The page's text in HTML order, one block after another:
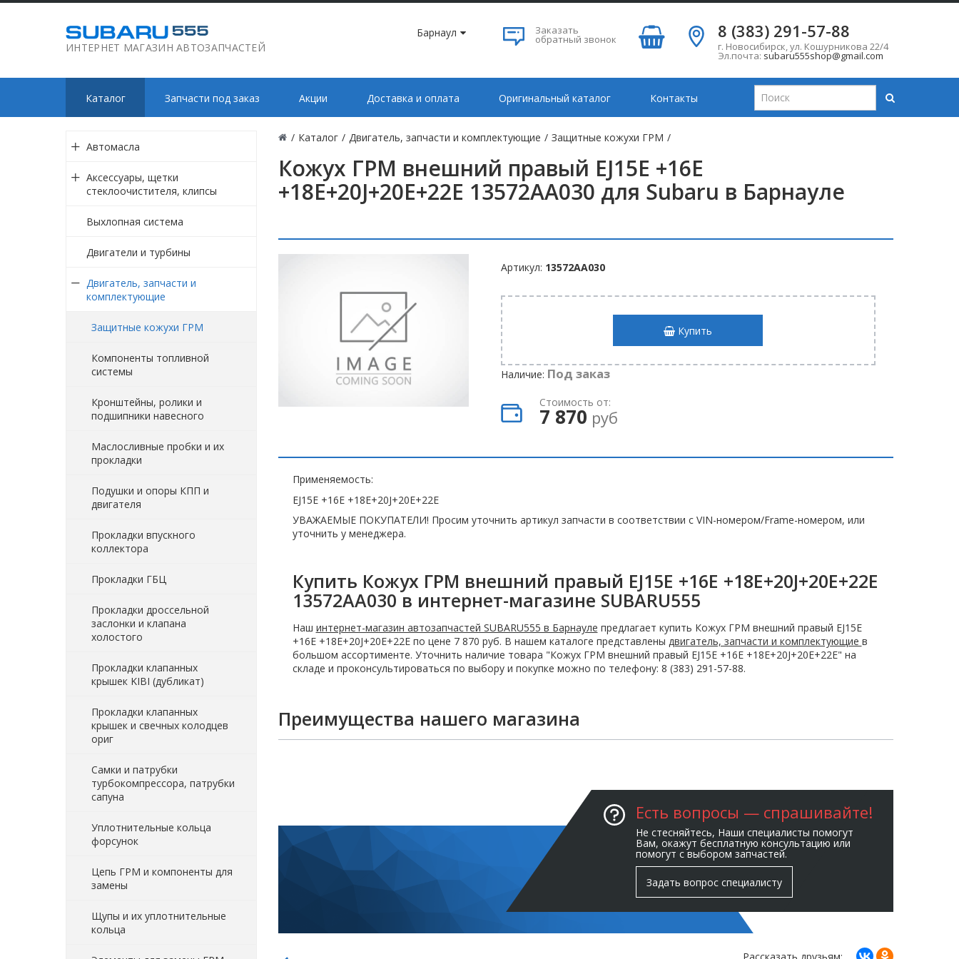
ИНТЕРНЕТ МАГАЗИН АВТОЗАПЧАСТЕЙ
Барнаул Заказать
обратный звонок 8 (383) 291-57-88
г. Новосибирск,ул. Кошурникова 22/4
Эл.почта: subaru555shop@gmail.com
Каталог Запчасти под заказ Акции Доставка и оплата Оригинальный каталог Контакты
/ Каталог / Двигатель, запчасти и комплектующие / Защитные кожухи ГРМ /
Кожух ГРМ внешний правый EJ15E +16E
+18E+20J+20E+22E 13572AA030 для Subaru в Барнауле
Автомасла
Аксессуары, щетки
стеклоочистителя, клипсы
Выхлопная система
Двигатели и турбины
Двигатель, запчасти и
комплектующие
Защитные кожухи ГРМ
Компоненты топливной
системы
Кронштейны, ролики и
подшипники навесного
Маслосливные пробки и их
прокладки
Подушки и опоры КПП и
двигателя
Прокладки впускного
коллектора
Прокладки ГБЦ
Прокладки дроссельной
заслонки и клапана
холостого
Прокладки клапанных
крышек KIBI (дубликат)
Прокладки клапанных
крышек и свечных колодцев
ориг
Самки и патрубки
турбокомпрессора, патрубки
сапуна
Уплотнительные кольца
форсунок
Цепь ГРМ и компоненты для
замены
Щупы и их уплотнительные
кольца
Артикул: 13572AA030
Купить
Наличие: Под заказ
Стоимость от:
7 870 руб
Применяемость:
EJ15E +16E +18E+20J+20E+22E
УВАЖАЕМЫЕ ПОКУПАТЕЛИ! Просим уточнить артикул запчасти в соответствии с VIN-номером/Frame-номером, или
уточнить у менеджера.
Купить Кожух ГРМ внешний правый EJ15E +16E +18E+20J+20E+22E
13572AA030 в интернет-магазине SUBARU555
Наш интернет-магазин автозапчастей SUBARU555 в Барнауле предлагает купить Кожух ГРМ внешний правый EJ15E
+16E +18E+20J+20E+22E по цене 7 870 руб. В нашем каталоге представлены двигатель, запчасти и комплектующие в
большом ассортименте. Уточнить наличие товара "Кожух ГРМ внешний правый EJ15E +16E +18E+20J+20E+22E" на
складе и проконсультироваться по выбору и покупке можно по телефону: 8 (383) 291-57-88.
Преимущества нашего магазина
Есть вопросы — спрашивайте!
Не стесняйтесь, Наши специалисты помогут
Вам, окажут бесплатную консультацию или
помогут с выбором запчастей.
Задать вопрос специалисту
Рассказать друзьям: